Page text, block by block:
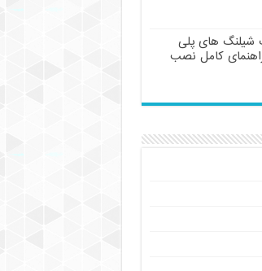
شیلنگ های پلی
کامل نصب